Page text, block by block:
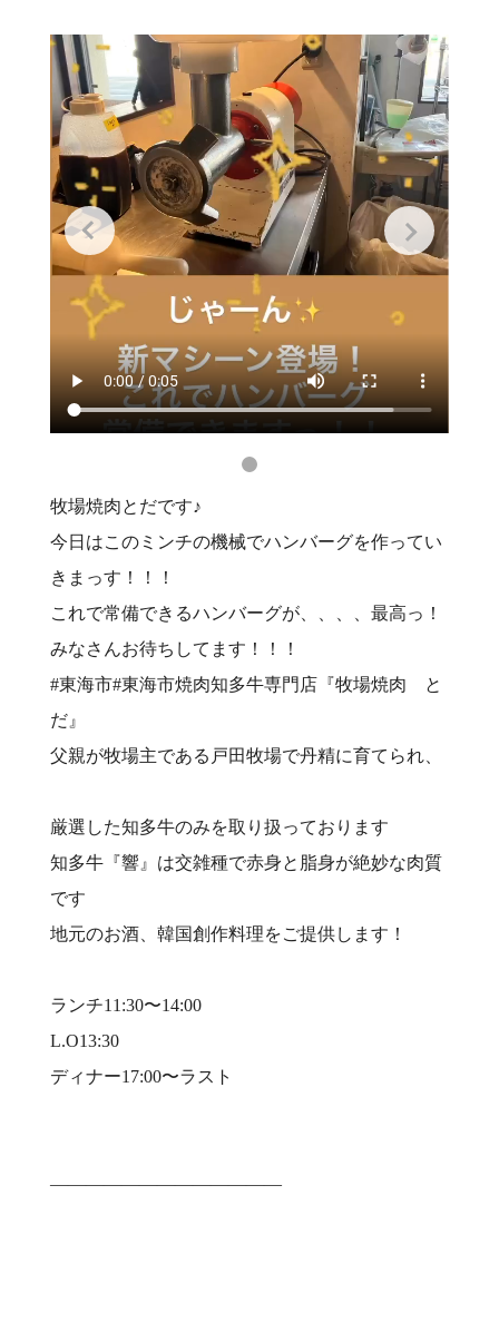
牧場焼肉とだです♪
今日はこのミンチの機械でハンバーグを作ってい
きまっす！！！
これで常備できるハンバーグが、、、、最高っ！
みなさんお待ちしてます！！！
#東海市#東海市焼肉知多牛専門店『牧場焼肉 と
だ』⠀
父親が牧場主である戸田牧場で丹精に育てられ、
厳選した知多牛のみを取り扱っております⠀
知多牛『響』は交雑種で赤身と脂身が絶妙な肉質
です⠀
地元のお酒、韓国創作料理をご提供します！⠀
ランチ11:30〜14:00⠀
L.O13:30⠀
ディナー17:00〜ラスト⠀
—————————————⠀